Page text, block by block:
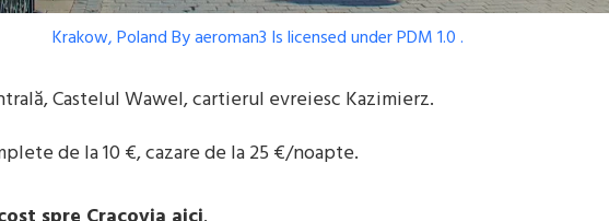
Krakow, PolandByaeroman3 Is licensed underPDM 1.0.
Castelul Wawel, cartierul evreiesc Kazimierz.
de la 10 €, cazare de la 25 €/noapte.